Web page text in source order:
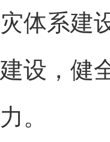
灾体系建
建设，健
力。